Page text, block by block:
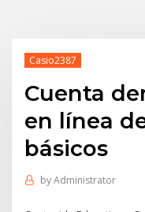
Casio2387
Cuenta
en línea
básicos
byAdministrator